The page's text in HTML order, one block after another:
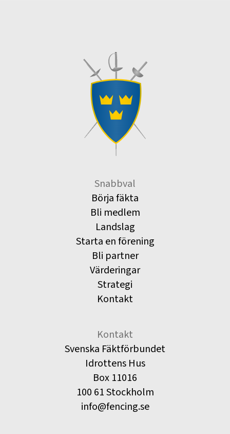
Snabbval
Börja fäkta
Bli medlem
Landslag
Starta en förening
Bli partner
Värderingar
Strategi
Kontakt
Kontakt
Svenska Fäktförbundet
Idrottens Hus
Box 11016
100 61 Stockholm
info@fencing.se